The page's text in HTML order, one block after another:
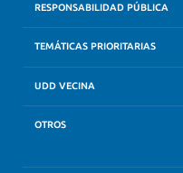
RESPONSABILIDAD PÚBLICA
TEMÁTICAS PRIORITARIAS
UDD VECINA
OTROS